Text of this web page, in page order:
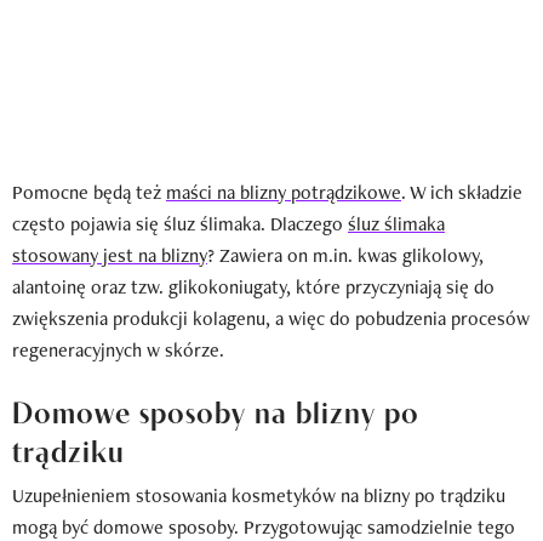
Pomocne będą też maści na blizny potrądzikowe. W ich składzie
często pojawia się śluz ślimaka. Dlaczego śluz ślimaka
stosowany jest na blizny? Zawiera on m.in. kwas glikolowy,
alantoinę oraz tzw. glikokoniugaty, które przyczyniają się do
zwiększenia produkcji kolagenu, a więc do pobudzenia procesów
regeneracyjnych w skórze.
Domowe sposoby na blizny po
trądziku
Uzupełnieniem stosowania kosmetyków na blizny po trądziku
mogą być domowe sposoby. Przygotowując samodzielnie tego